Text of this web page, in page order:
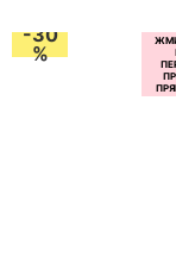
-30
%